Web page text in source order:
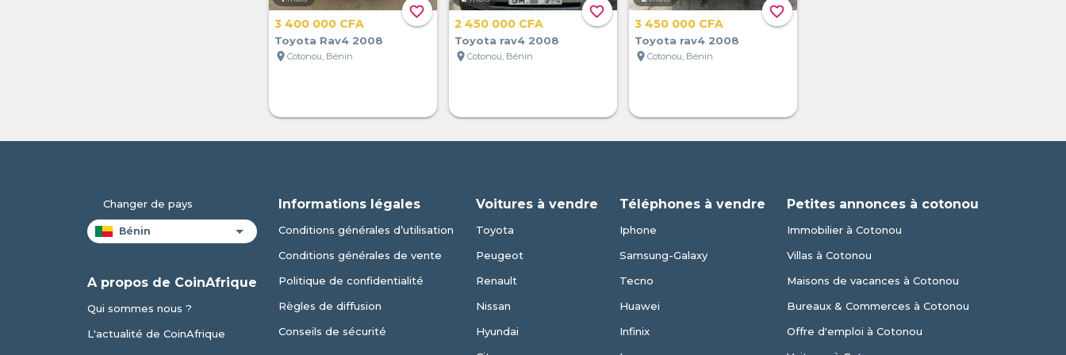
favorite_border
3 400 000 CFA
Toyota Rav4 2008
location_on Cotonou, Bénin
favorite_border
2 450 000 CFA
Toyota rav4 2008
location_on Cotonou, Bénin
favorite_border
3 450 000 CFA
Toyota rav4 2008
location_on Cotonou, Bénin
Changer de pays
A propos de CoinAfrique
Qui sommes nous ?
L'actualité de CoinAfrique
Informations légales
Conditions générales d’utilisation
Conditions générales de vente
Politique de confidentialité
Règles de diffusion
Conseils de sécurité
Voitures à vendre
Toyota
Peugeot
Renault
Nissan
Hyundai
Téléphones à vendre
Iphone
Samsung-Galaxy
Tecno
Huawei
Infinix
Petites annonces à cotonou
Immobilier à Cotonou
Villas à Cotonou
Maisons de vacances à Cotonou
Bureaux & Commerces à Cotonou
Offre d'emploi à Cotonou